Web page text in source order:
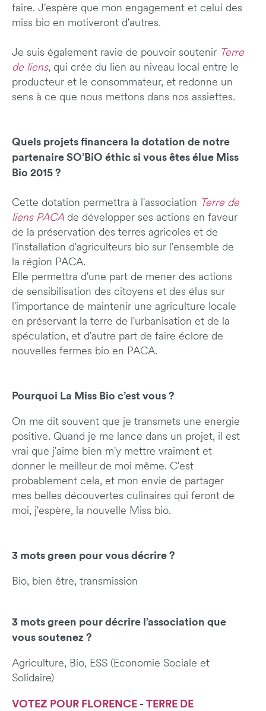
faire. J'espère que mon engagement et celui des
miss bio en motiveront d'autres.
Je suis également ravie de pouvoir soutenir Terre
de liens, qui crée du lien au niveau local entre le
producteur et le consommateur, et redonne un
sens à ce que nous mettons dans nos assiettes.
Quels projets financera la dotation de notre
partenaire SO’BiO éthic si vous êtes élue Miss
Bio 2015 ?
Cette dotation permettra à l'association Terre de
liens PACA de développer ses actions en faveur
de la préservation des terres agricoles et de
l'installation d'agriculteurs bio sur l'ensemble de
la région PACA.
Elle permettra d'une part de mener des actions
de sensibilisation des citoyens et des élus sur
l'importance de maintenir une agriculture locale
en préservant la terre de l'urbanisation et de la
spéculation, et d'autre part de faire éclore de
nouvelles fermes bio en PACA.
Pourquoi La Miss Bio c’est vous ?
On me dit souvent que je transmets une energie
positive. Quand je me lance dans un projet, il est
vrai que j'aime bien m'y mettre vraiment et
donner le meilleur de moi même. C'est
probablement cela, et mon envie de partager
mes belles découvertes culinaires qui feront de
moi, j'espère, la nouvelle Miss bio.
3 mots green pour vous décrire ?
Bio, bien être, transmission
3 mots green pour décrire l’association que
vous soutenez ?
Agriculture, Bio, ESS (Economie Sociale et
Solidaire)
VOTEZ POUR F LORENCE - T ERRE DE